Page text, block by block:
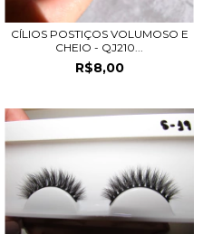
CÍLIOS POSTIÇOS VOLUMOSO E
CHEIO - QJ210...
R$8,00